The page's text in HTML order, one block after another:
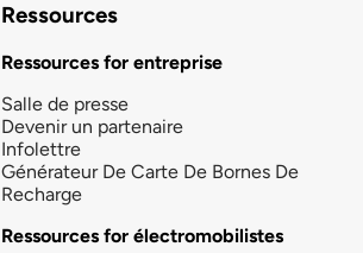
Ressources
Ressources for entreprise
Salle de presse
Devenir un partenaire
Infolettre
Générateur De Carte De Bornes De
Recharge
Ressources for électromobilistes